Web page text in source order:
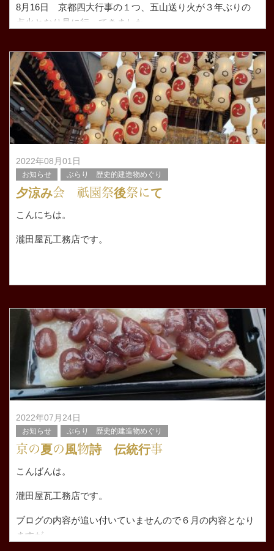
8月16日 京都四大行事の１つ、五山送り火が３年ぶりの
点火となり見に行ってきました。
聞きしていました
2022年08月01日
お知らせ ぶらり 歴史的建造物めぐり
夕涼み会 祇園祭後祭にて
こんにちは。
瀧田屋瓦工務店です。
祇園祭後祭初日 夕涼み会として宵々山を現場からの帰り
日中はとても暑かったのですが夕暮れからは風が吹き少し
快適でした。
2022年07月24日
お知らせ ぶらり 歴史的建造物めぐり
京の夏の風物詩 伝統行事
こんばんは。
瀧田屋瓦工務店です。
ブログの内容が追い付いていませんので６月の内容となり
ますが